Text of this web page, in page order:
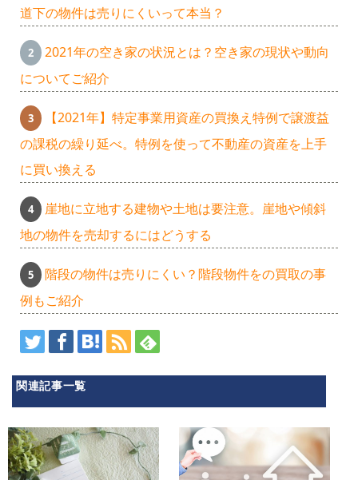
道下の物件は売りにくいって本当？
2021年の空き家の状況とは？空き家の現状や動向
についてご紹介
【2021年】特定事業用資産の買換え特例で譲渡益
の課税の繰り延べ。特例を使って不動産の資産を上手
に買い換える
崖地に立地する建物や土地は要注意。崖地や傾斜
地の物件を売却するにはどうする
階段の物件は売りにくい？階段物件をの買取の事
例もご紹介
関連記事一覧